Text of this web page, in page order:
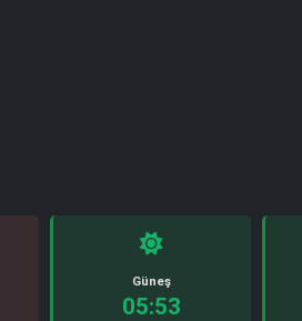
Güneş
05:53